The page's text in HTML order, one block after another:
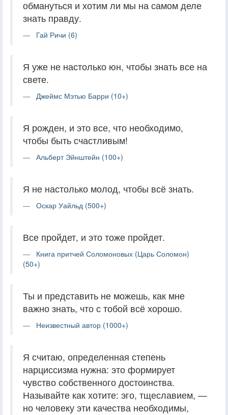
обмануться и хотим ли мы на самом деле
знать правду.
Гай Ричи (6)
Я уже не настолько юн, чтобы знать все на
свете.
Джеймс Мэтью Барри (10+)
Я рожден, и это все, что необходимо,
чтобы быть счастливым!
Альберт Эйнштейн (100+)
Я не настолько молод, чтобы всё знать.
Оскар Уайльд (500+)
Все пройдет, и это тоже пройдет.
Книга притчей Соломоновых (Царь Соломон)
(50+)
Ты и представить не можешь, как мне
важно знать, что с тобой всё хорошо.
Неизвестный автор (1000+)
Я считаю, определенная степень
нарциссизма нужна: это формирует
чувство собственного достоинства.
Называйте как хотите: эго, тщеславием, —
но человеку эти качества необходимы,